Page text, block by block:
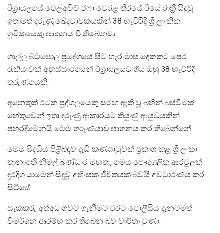
ඊශ්‍රායලයේ ටෙල්අවිව් ජෆා වෙරළ තීරයේ ඊයේ රාත්‍රී සිදුවූ
ඉතාමත් දරුණු ඛේදවාචකයකින් 38 හැවිරිදි ශ්‍රී ලාංකික
ශ්‍රමිකයෙකු ඝාතනය වී තිබෙනවා.
ගාල්ල බටපොල ප්‍රදේශයේ සිට හැර මාස දෙකකට පෙර
රැකියාවක් අනුස්සාරයෙන් ඊශ්‍රායලයට ගිය ඔහු 38 හැවිරිදි
තරුණයෙකි.
අනෙකුත් රටක පුද්ගලයෙකු සමඟ ඇති වූ බහින් බස්වීමක්
හේතුවෙන් ඉතා දරුණු ආකාරයට තියුණු ආයුධයකින්
පහරදීමෙනුයි මෙම තරුණයාව ඝාතනය කර තිබෙන්නේ.
මෙම සිද්ධිය පිළිබඳව දැඩි කණගාටුවක් ප්‍රකාශ කළ ශ්‍රී ලංකා
තානාපති නිමල් බණ්ඩාර මහතා, මෙය පෞද්ගලික ආරවුලක්
දුරදිග යාමෙන් සිදුවූ අහිංසක ජීවිතයක් බවයි අවධාරණය කර
සිටියේ.
සැකකරු අත්අඩංගුවට ගැනීමට එරට පොලීසිය දැනටමත්
විමර්ශන ආරම්භ කර තිබෙන බව වාර්තා වුණා.